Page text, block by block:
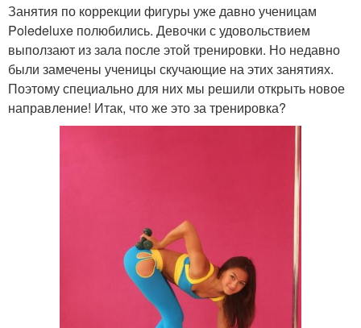
Занятия по коррекции фигуры уже давно ученицам
Poledeluxe полюбились. Девочки с удовольствием
выползают из зала после этой тренировки. Но недавно
были замечены ученицы скучающие на этих занятиях.
Поэтому специально для них мы решили открыть новое
направление! Итак, что же это за тренировка?